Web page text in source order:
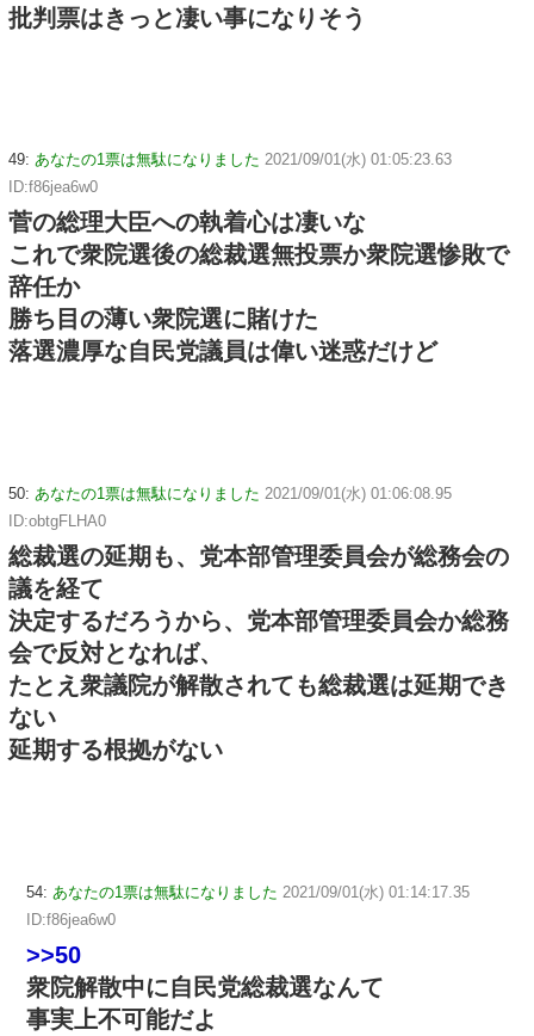
批判票はきっと凄い事になりそう
49: あなたの1票は無駄になりました 2021/09/01(水) 01:05:23.63
ID:f86jea6w0
菅の総理大臣への執着心は凄いな
これで衆院選後の総裁選無投票か衆院選惨敗で
辞任か
勝ち目の薄い衆院選に賭けた
落選濃厚な自民党議員は偉い迷惑だけど
50: あなたの1票は無駄になりました 2021/09/01(水) 01:06:08.95
ID:obtgFLHA0
総裁選の延期も、党本部管理委員会が総務会の
議を経て
決定するだろうから、党本部管理委員会か総務
会で反対となれば、
たとえ衆議院が解散されても総裁選は延期でき
ない
延期する根拠がない
54: あなたの1票は無駄になりました 2021/09/01(水) 01:14:17.35
ID:f86jea6w0
>>50
衆院解散中に自民党総裁選なんて
事実上不可能だよ